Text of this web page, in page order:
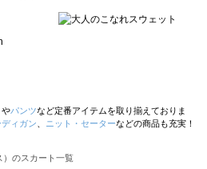
やパンツなど定番アイテムを取り揃えておりま
ディガン ニット・セーターなどの商品も充実！
）のスカート一覧